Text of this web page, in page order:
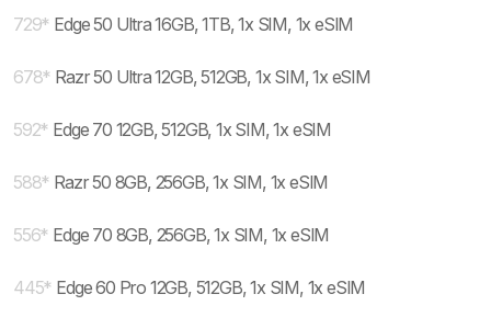
729* Edge 50 Ultra 16GB, 1TB, 1x SIM, 1x eSIM
678* Razr 50 Ultra 12GB, 512GB, 1x SIM, 1x eSIM
592* Edge 70 12GB, 512GB, 1x SIM, 1x eSIM
588* Razr 50 8GB, 256GB, 1x SIM, 1x eSIM
556* Edge 70 8GB, 256GB, 1x SIM, 1x eSIM
445* Edge 60 Pro 12GB, 512GB, 1x SIM, 1x eSIM